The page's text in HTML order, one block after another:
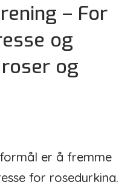
– For
og
og
er å fremme
for rosedyrking.